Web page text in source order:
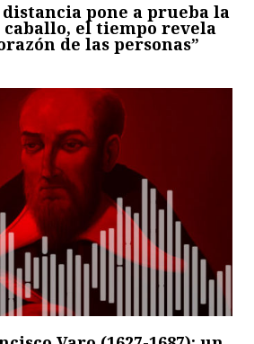
distancia pone a prueba la
el tiempo revela
de las personas”